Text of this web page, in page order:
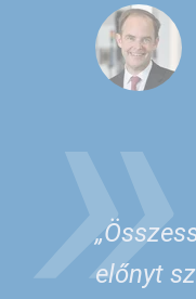
előnyt
»